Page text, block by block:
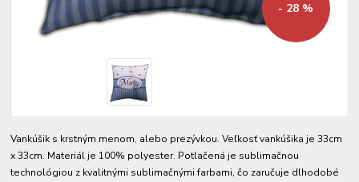
- 28 %
Vankúšik s krstným menom, alebo prezývkou. Veľkosť vankúšika je 33cm
x 33cm. Materiál je 100% polyester. Potlačená je sublimačnou
technológiou z kvalitnými sublimačnými farbami, čo zaručuje dlhodobé